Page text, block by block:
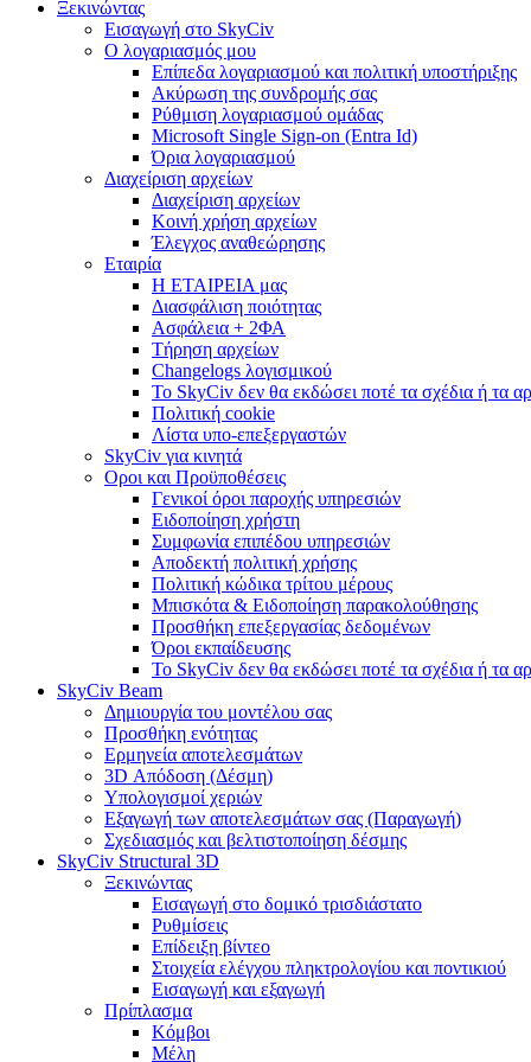
Ξεκινώντας
Εισαγωγή στο SkyCiv
Ο λογαριασμός μου
Επίπεδα λογαριασμού και πολιτική υποστήριξης
Ακύρωση της συνδρομής σας
Ρύθμιση λογαριασμού ομάδας
Microsoft Single Sign-on (Entra Id)
Όρια λογαριασμού
Διαχείριση αρχείων
Διαχείριση αρχείων
Κοινή χρήση αρχείων
Έλεγχος αναθεώρησης
Εταιρία
Η ΕΤΑΙΡΕΙΑ μας
Διασφάλιση ποιότητας
Ασφάλεια + 2ΦΑ
Τήρηση αρχείων
Changelogs λογισμικού
Το SkyCiv δεν θα εκδώσει ποτέ τα σχέδια ή τα
Πολιτική cookie
Λίστα υπο-επεξεργαστών
SkyCiv για κινητά
Οροι και Προϋποθέσεις
Γενικοί όροι παροχής υπηρεσιών
Ειδοποίηση χρήστη
Συμφωνία επιπέδου υπηρεσιών
Αποδεκτή πολιτική χρήσης
Πολιτική κώδικα τρίτου μέρους
Μπισκότα & Ειδοποίηση παρακολούθησης
Προσθήκη επεξεργασίας δεδομένων
Όροι εκπαίδευσης
Το SkyCiv δεν θα εκδώσει ποτέ τα σχέδια ή τα
SkyCiv Beam
Δημιουργία του μοντέλου σας
Προσθήκη ενότητας
Ερμηνεία αποτελεσμάτων
3D Απόδοση (Δέσμη)
Υπολογισμοί χεριών
Εξαγωγή των αποτελεσμάτων σας (Παραγωγή)
Σχεδιασμός και βελτιστοποίηση δέσμης
SkyCiv Structural 3D
Ξεκινώντας
Εισαγωγή στο δομικό τρισδιάστατο
Ρυθμίσεις
Επίδειξη βίντεο
Στοιχεία ελέγχου πληκτρολογίου και ποντικιού
Εισαγωγή και εξαγωγή
Πρίπλασμα
Κόμβοι
Μέλη